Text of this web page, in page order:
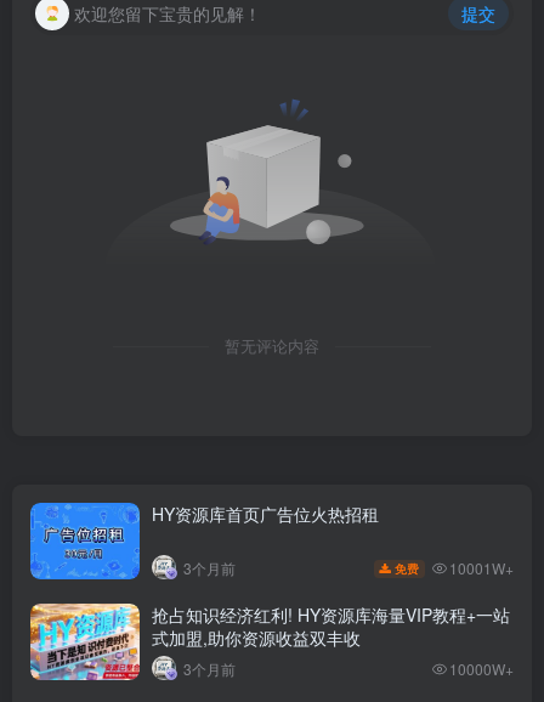
欢迎您留下宝贵的见解！ 提交
暂无评论内容
HY资源库首页广告位火热招租
3个月前 免费 10001W+
抢占知识经济红利! HY资源库海量VIP教程+一站
式加盟,助你资源收益双丰收
3个月前 10000W+